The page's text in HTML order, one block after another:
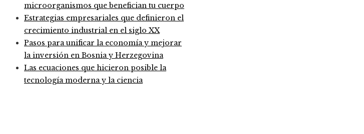
microorganismos que benefician tu cuerpo
Estrategias empresariales que definieron el
crecimiento industrial en el siglo XX
Pasos para unificar la economía y mejorar
la inversión en Bosnia y Herzegovina
Las ecuaciones que hicieron posible la
tecnología moderna y la ciencia